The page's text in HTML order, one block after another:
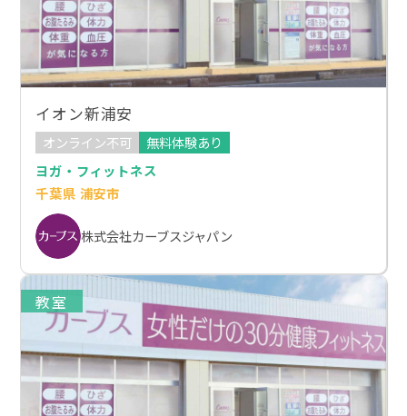
イオン新浦安
オンライン不可
無料体験あり
ヨガ・フィットネス
千葉県 浦安市
株式会社カーブスジャパン
教室